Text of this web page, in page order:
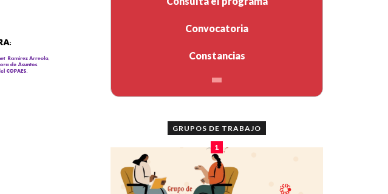
Convocatoria
Constancias
GRUPOS DE TRABAJO
1